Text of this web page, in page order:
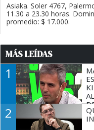
Asiaka. Soler 4767,
11.30 a 23.30 horas.
promedio: $ 17.000.
MÁS LEÍDAS
1
2